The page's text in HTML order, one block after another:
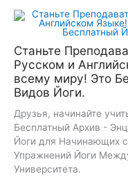
Перейти
Станьте
Русском и
всему миру! Это
Видов Йоги.
Друзья, начинайте
Бесплатный Архив -
Йоги для Начинающих
Упражнений Йоги
Университета.